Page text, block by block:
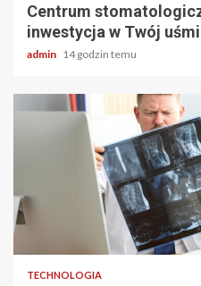
Centrum
inwestycja w Twój
admin 14 godzin temu
TECHNOLOGIA